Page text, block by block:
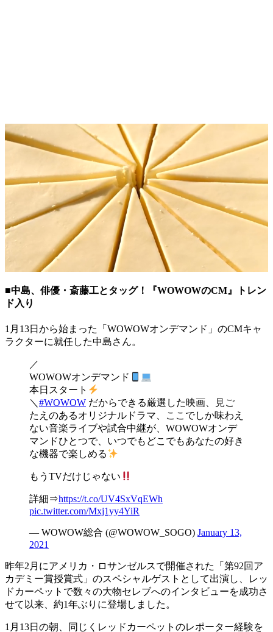
■中島、俳優・斎藤工とタッグ！『WOWOWのCM』トレン
ド入り
1月13日から始まった「WOWOWオンデマンド」のCMキャ
ラクターに就任した中島さん。
／
WOWOWオンデマンド
本日スタート
＼ #WOWOW だからできる厳選した映画、見ご
たえのあるオリジナルドラマ、ここでしか味わえ
ない音楽ライブや試合中継が、WOWOWオンデ
マンドひとつで、いつでもどこでもあなたの好き
な機器で楽しめる
もうTVだけじゃない
詳細⇒https://t.co/UV4SxVqEWh
pic.twitter.com/Mxj1yy4YiR
— WOWOW総合 (@WOWOW_SOGO) January 13,
2021
昨年2月にアメリカ・ロサンゼルスで開催された「第92回ア
カデミー賞授賞式」のスペシャルゲストとして出演し、レッ
ドカーペットで数々の大物セレブへのインタビューを成功さ
せて以来、約1年ぶりに登場しました。
1月13日の朝、同じくレッドカーペットのレポーター経験を